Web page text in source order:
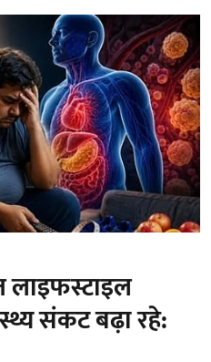
लाइफस्टाइल
संकट बढ़ा रहे: